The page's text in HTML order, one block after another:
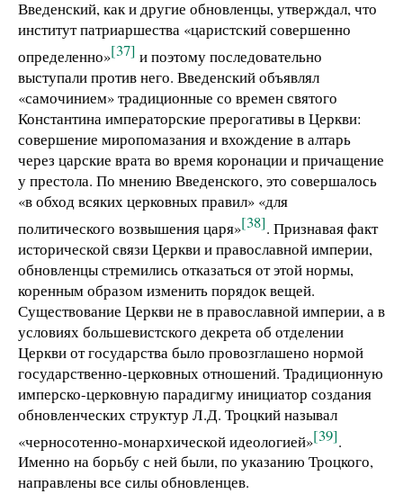
Введенский, как и другие обновленцы, утверждал, что
институт патриаршества «царистский совершенно
определенно»[37] и поэтому последовательно
выступали против него. Введенский объявлял
«самочинием» традиционные со времен святого
Константина императорские прерогативы в Церкви:
совершение миропомазания и вхождение в алтарь
через царские врата во время коронации и причащение
у престола. По мнению Введенского, это совершалось
«в обход всяких церковных правил» «для
политического возвышения царя»[38]. Признавая факт
исторической связи Церкви и православной империи,
обновленцы стремились отказаться от этой нормы,
коренным образом изменить порядок вещей.
Существование Церкви не в православной империи, а в
условиях большевистского декрета об отделении
Церкви от государства было провозглашено нормой
государственно-церковных отношений. Традиционную
имперско-церковную парадигму инициатор создания
обновленческих структур Л.Д. Троцкий называл
«черносотенно-монархической идеологией»[39].
Именно на борьбу с ней были, по указанию Троцкого,
направлены все силы обновленцев.